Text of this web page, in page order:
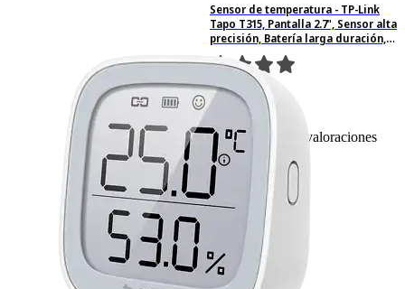
Sensor de temperatura - TP-Link
Tapo T315, Pantalla 2.7", Sensor alta
precisión, Batería larga duración,
Gris
27 Basado en 27 valoraciones